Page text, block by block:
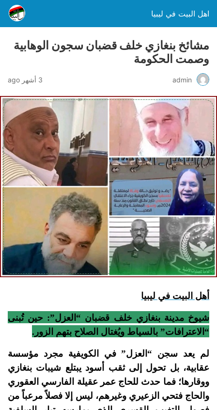
اهل البيت في ليبيا
مشائخ بنغازي خلف قضبان سجون الوهابية
وصمت الحكومة
admin 3 أشهر ago
أهل البيت في ليبيا
شيوخ مدينة بنغازي خلف قضبان “العزل”: حين تُبنى
“الاعترافات” بالسياط ويُغتال الصلاح بتهم الزور.
لم يعد سجن “العزل” في الكويفية مجرد مؤسسة
عقابية، بل تحول إلى ثقب أسود يبتلع شيبات بنغازي
ووقارها؛ فما حدث للحاج عمر عقيلة الفارسي العقوري
والحاج فتحي الزعيري وغيرهم، ليس إلا فصلاً مرعباً من